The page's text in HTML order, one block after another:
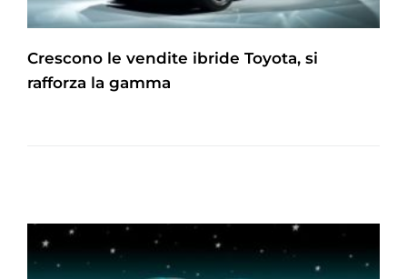
Crescono le vendite ibride Toyota, si
rafforza la gamma